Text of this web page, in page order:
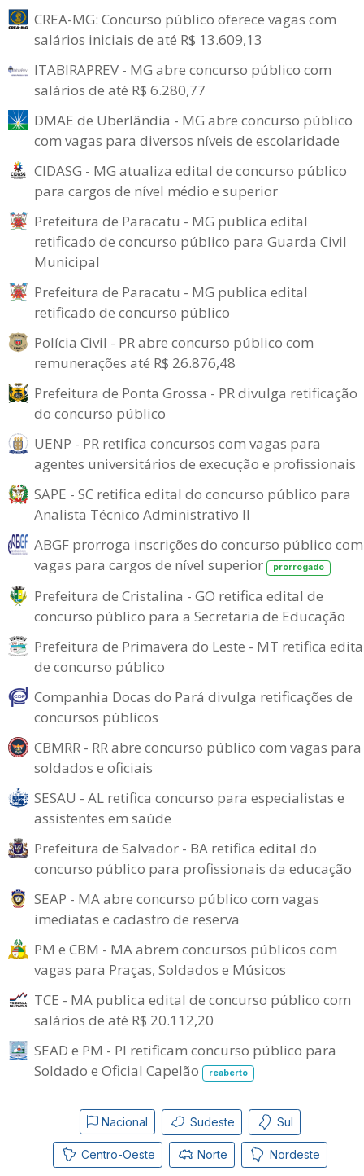
CREA-MG: Concurso público oferece vagas com
salários iniciais de até R$ 13.609,13
ITABIRAPREV - MG abre concurso público com
salários de até R$ 6.280,77
DMAE de Uberlândia - MG abre concurso público
com vagas para diversos níveis de escolaridade
CIDASG - MG atualiza edital de concurso público
para cargos de nível médio e superior
Prefeitura de Paracatu - MG publica edital
retificado de concurso público para Guarda Civil
Municipal
Prefeitura de Paracatu - MG publica edital
retificado de concurso público
Polícia Civil - PR abre concurso público com
remunerações até R$ 26.876,48
Prefeitura de Ponta Grossa - PR divulga retificação
do concurso público
UENP - PR retifica concursos com vagas para
agentes universitários de execução e profissionais
SAPE - SC retifica edital do concurso público para
Analista Técnico Administrativo II
ABGF prorroga inscrições do concurso público com
vagas para cargos de nível superior
prorrogado
Prefeitura de Cristalina - GO retifica edital de
concurso público para a Secretaria de Educação
Prefeitura de Primavera do Leste - MT retifica
de concurso público
Companhia Docas do Pará divulga retificações de
concursos públicos
CBMRR - RR abre concurso público com vagas para
soldados e oficiais
SESAU - AL retifica concurso para especialistas e
assistentes em saúde
Prefeitura de Salvador - BA retifica edital do
concurso público para profissionais da educação
SEAP - MA abre concurso público com vagas
imediatas e cadastro de reserva
PM e CBM - MA abrem concursos públicos com
vagas para Praças, Soldados e Músicos
TCE - MA publica edital de concurso público com
salários de até R$ 20.112,20
SEAD e PM - PI retificam concurso público para
Soldado e Oficial Capelão
reaberto
Nacional Sudeste Sul
Centro-Oeste Norte Nordeste